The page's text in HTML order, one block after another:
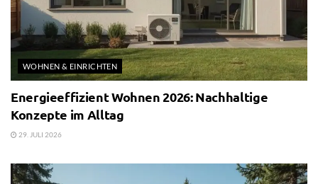
WOHNEN & EINRICHTEN
Energieeffizient Wohnen 2026: Nachhaltige
Konzepte im Alltag
29. JULI 2026